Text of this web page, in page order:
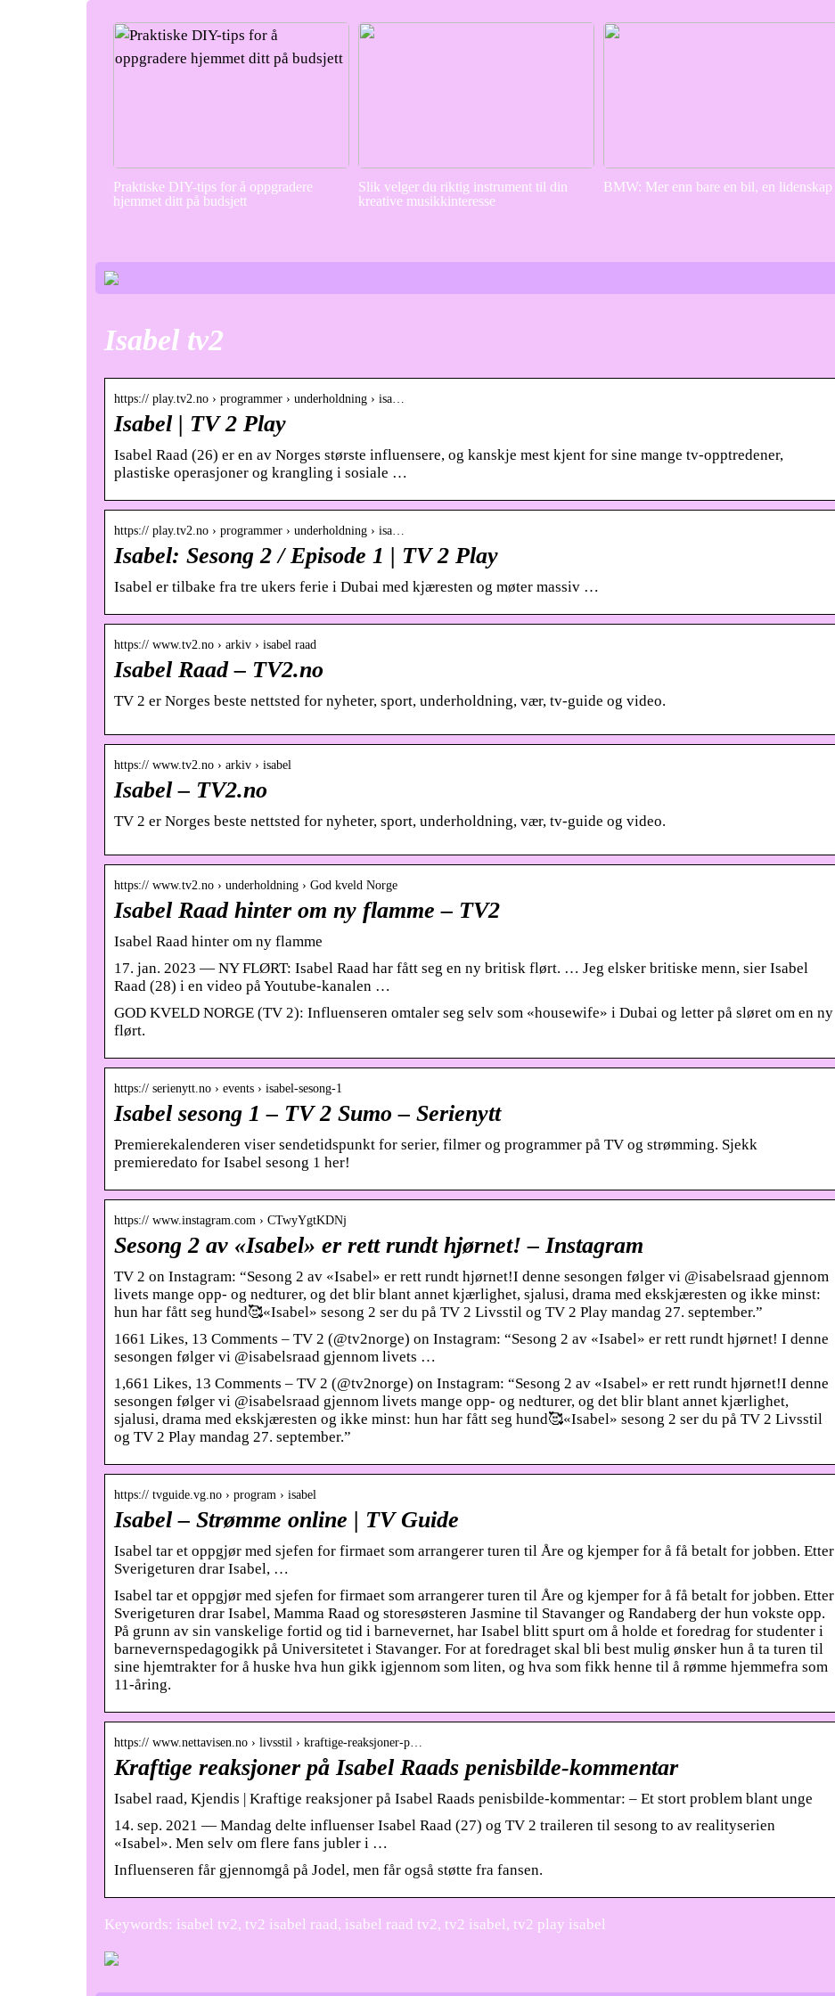
Praktiske DIY-tips for å oppgradere
hjemmet ditt på budsjett
Slik velger du riktig instrument til din
kreative musikkinteresse
BMW: Mer enn bare en bil, en lidenskap
Isabel tv2
https:// play.tv2.no › programmer › underholdning › isa…
Isabel | TV 2 Play
Isabel Raad (26) er en av Norges største influensere, og kanskje mest kjent for sine mange tv-opptredener,
plastiske operasjoner og krangling i sosiale …
https:// play.tv2.no › programmer › underholdning › isa…
Isabel: Sesong 2 / Episode 1 | TV 2 Play
Isabel er tilbake fra tre ukers ferie i Dubai med kjæresten og møter massiv …
https:// www.tv2.no › arkiv › isabel raad
Isabel Raad – TV2.no
TV 2 er Norges beste nettsted for nyheter, sport, underholdning, vær, tv-guide og video.
https:// www.tv2.no › arkiv › isabel
Isabel – TV2.no
TV 2 er Norges beste nettsted for nyheter, sport, underholdning, vær, tv-guide og video.
https:// www.tv2.no › underholdning › God kveld Norge
Isabel Raad hinter om ny flamme – TV2
Isabel Raad hinter om ny flamme
17. jan. 2023 — NY FLØRT: Isabel Raad har fått seg en ny britisk flørt. … Jeg elsker britiske menn, sier Isabel
Raad (28) i en video på Youtube-kanalen …
GOD KVELD NORGE (TV 2): Influenseren omtaler seg selv som «housewife» i Dubai og letter på sløret om en ny
flørt.
https:// serienytt.no › events › isabel-sesong-1
Isabel sesong 1 – TV 2 Sumo – Serienytt
Premierekalenderen viser sendetidspunkt for serier, filmer og programmer på TV og strømming. Sjekk
premieredato for Isabel sesong 1 her!
https:// www.instagram.com › CTwyYgtKDNj
Sesong 2 av «Isabel» er rett rundt hjørnet! – Instagram
TV 2 on Instagram: “Sesong 2 av «Isabel» er rett rundt hjørnet!I denne sesongen følger vi @isabelsraad gjennom
livets mange opp- og nedturer, og det blir blant annet kjærlighet, sjalusi, drama med ekskjæresten og ikke minst:
hun har fått seg hund🥰«Isabel» sesong 2 ser du på TV 2 Livsstil og TV 2 Play mandag 27. september.”
1661 Likes, 13 Comments – TV 2 (@tv2norge) on Instagram: “Sesong 2 av «Isabel» er rett rundt hjørnet! I denne
sesongen følger vi @isabelsraad gjennom livets …
1,661 Likes, 13 Comments – TV 2 (@tv2norge) on Instagram: “Sesong 2 av «Isabel» er rett rundt hjørnet!I denne
sesongen følger vi @isabelsraad gjennom livets mange opp- og nedturer, og det blir blant annet kjærlighet,
sjalusi, drama med ekskjæresten og ikke minst: hun har fått seg hund🥰«Isabel» sesong 2 ser du på TV 2 Livsstil
og TV 2 Play mandag 27. september.”
https:// tvguide.vg.no › program › isabel
Isabel – Strømme online | TV Guide
Isabel tar et oppgjør med sjefen for firmaet som arrangerer turen til Åre og kjemper for å få betalt for jobben. Etter
Sverigeturen drar Isabel, …
Isabel tar et oppgjør med sjefen for firmaet som arrangerer turen til Åre og kjemper for å få betalt for jobben. Etter
Sverigeturen drar Isabel, Mamma Raad og storesøsteren Jasmine til Stavanger og Randaberg der hun vokste opp.
På grunn av sin vanskelige fortid og tid i barnevernet, har Isabel blitt spurt om å holde et foredrag for studenter i
barnevernspedagogikk på Universitetet i Stavanger. For at foredraget skal bli best mulig ønsker hun å ta turen til
sine hjemtrakter for å huske hva hun gikk igjennom som liten, og hva som fikk henne til å rømme hjemmefra som
11-åring.
https:// www.nettavisen.no › livsstil › kraftige-reaksjoner-p…
Kraftige reaksjoner på Isabel Raads penisbilde-kommentar
Isabel raad, Kjendis | Kraftige reaksjoner på Isabel Raads penisbilde-kommentar: – Et stort problem blant unge
14. sep. 2021 — Mandag delte influenser Isabel Raad (27) og TV 2 traileren til sesong to av realityserien
«Isabel». Men selv om flere fans jubler i …
Influenseren får gjennomgå på Jodel, men får også støtte fra fansen.
Keywords: isabel tv2, tv2 isabel raad, isabel raad tv2, tv2 isabel, tv2 play isabel